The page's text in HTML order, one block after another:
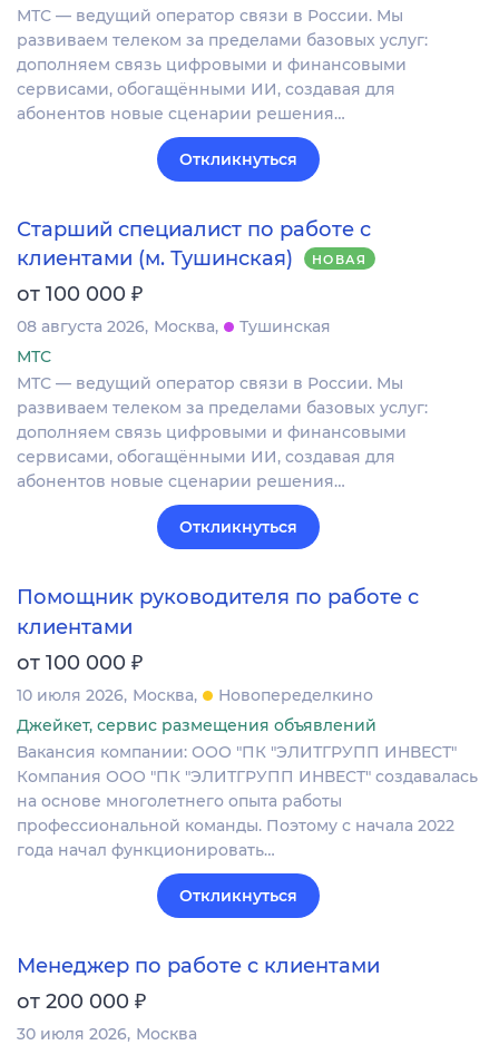
МТС — ведущий оператор связи в России. Мы
развиваем телеком за пределами базовых услуг:
дополняем связь цифровыми и финансовыми
сервисами, обогащёнными ИИ, создавая для
абонентов новые сценарии решения…
Откликнуться
Старший специалист по работе с
клиентами (м. Тушинская)
НОВАЯ
от 100 000 ₽
08 августа 2026 Москва
Тушинская
МТС
МТС — ведущий оператор связи в России. Мы
развиваем телеком за пределами базовых услуг:
дополняем связь цифровыми и финансовыми
сервисами, обогащёнными ИИ, создавая для
абонентов новые сценарии решения…
Откликнуться
Помощник руководителя по работе с
клиентами
от 100 000 ₽
10 июля 2026 Москва
Новопеределкино
Джейкет, сервис размещения объявлений
Вакансия компании: ООО "ПК "ЭЛИТГРУПП ИНВЕСТ"
Компания ООО "ПК "ЭЛИТГРУПП ИНВЕСТ" создавалась
на основе многолетнего опыта работы
профессиональной команды. Поэтому с начала 2022
года начал функционировать…
Откликнуться
Менеджер по работе c клиентами
от 200 000 ₽
30 июля 2026 Москва